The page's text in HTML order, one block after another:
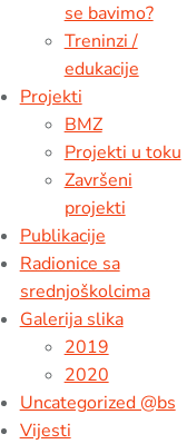
se bavimo?
Treninzi /
edukacije
Projekti
BMZ
Projekti u toku
Završeni
projekti
Publikacije
Radionice sa
srednjoškolcima
Galerija slika
2019
2020
Uncategorized @bs
Vijesti